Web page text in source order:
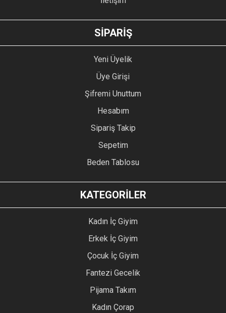
GÖNDER
SİPARİŞ
Yeni Üyelik
Üye Girişi
Şifremi Unuttum
Hesabım
Sipariş Takip
Sepetim
Beden Tablosu
KATEGORİLER
Kadın İç Giyim
Erkek İç Giyim
Çocuk İç Giyim
Fantezi Gecelik
Pijama Takım
Kadın Çorap